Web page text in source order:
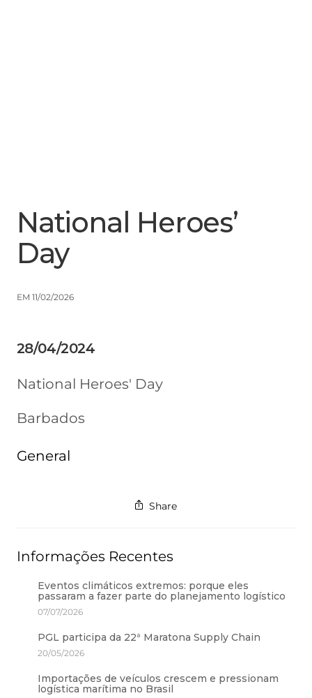
National Heroes’
Day
EM 11/02/2026
28/04/2024
National Heroes' Day
Barbados
General
Share
Informações Recentes
Eventos climáticos extremos: porque eles
passaram a fazer parte do planejamento logístico
07/07/2026
PGL participa da 22ª Maratona Supply Chain
20/05/2026
Importações de veículos crescem e pressionam
logística marítima no Brasil